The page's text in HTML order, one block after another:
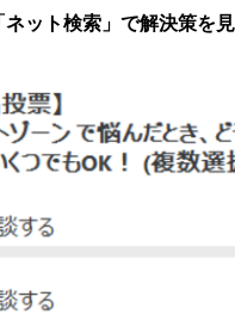
ット検索」で解決策を